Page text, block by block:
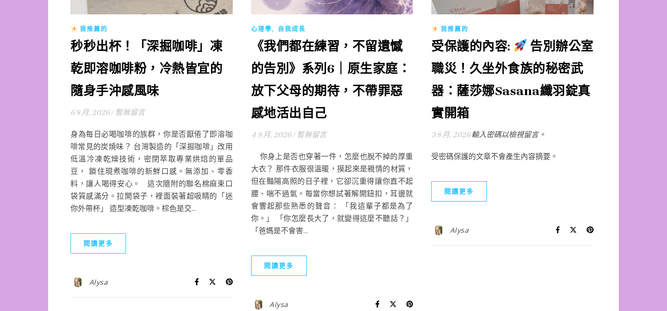
我推薦的
秒秒出杯！「深掘咖啡」凍
乾即溶咖啡粉，冷熱皆宜的
隨身手沖感風味
6 8 月, 2026 / 暫無留言
身為每日必喝咖啡的族群，你是否厭倦了即溶咖
啡常見的炭燒味？ 台灣製造的「深掘咖啡」改用
低溫冷凍乾燥技術，密閉萃取專業烘焙的單品
豆， 鎖住現煮咖啡的新鮮口感。無添加、零香
料，讓人喝得安心。 這次隨附的聯名棉麻束口
袋質感滿分。拉開袋子，裡面裝著超吸睛的「迷
你外帶杯」 造型凍乾咖啡。棕色是交...
閱讀更多
Alysa
心理學, 自我成長
《我們都在練習，不留遺憾
的告別》系列6｜原生家庭：
放下父母的期待，不帶罪惡
感地活出自己
4 8 月, 2026 / 暫無留言
你身上是否也穿著一件，怎麼也脫不掉的厚重
大衣？ 那件衣服很溫暖，摸起來是親情的材質，
但在豔陽高照的日子裡，它卻沉重得讓你直不起
腰、喘不過氣。每當你想試著解開鈕扣，耳邊就
會響起那些熟悉的聲音： 「我這輩子都是為了
你。」 「你怎麼長大了，就變得這麼不聽話？」
「爸媽是不會害...
閱讀更多
Alysa
我推薦的
受保護的內容:
告別辦公室
職災！久坐外食族的秘密武
器：薩莎娜Sasana纖羽錠真
實開箱
3 8 月, 2026 輸入密碼以檢視留言。
受密碼保護的文章不會產生內容摘要。
閱讀更多
Alysa